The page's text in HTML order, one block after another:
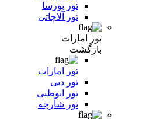
تور بورسا
تور آلاچاتی
تور امارات
بازگشت
تور امارات
تور دبی
تور ابوظبی
تور شارجه